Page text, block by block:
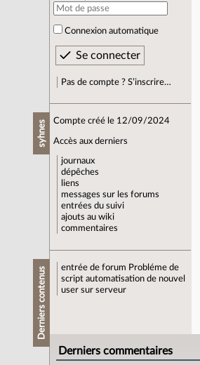
Connexion automatique
Pas de compte ? S’inscrire…
syhnes Compte créé le 12/09/2024
Accès aux derniers
journaux
dépêches
liens
messages sur les forums
entrées du suivi
ajouts au wiki
commentaires
Derniers contenus entrée de forum Probléme de
script automatisation de nouvel
user sur serveur
Derniers commentaires